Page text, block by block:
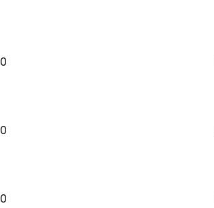
0
0
0